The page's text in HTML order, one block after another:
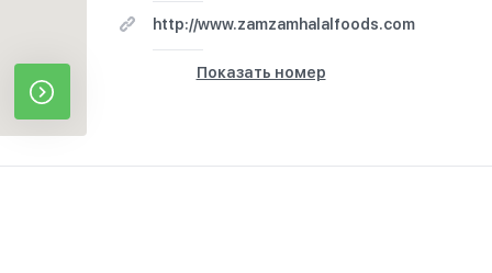
http://www.zamzamhalalfoods.com
Показать номер